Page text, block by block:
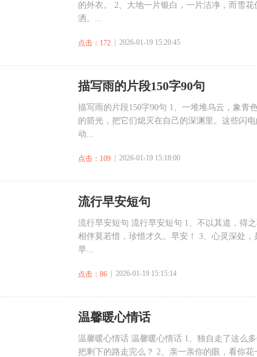
的外衣。 2、大地一片银白，一片洁净，而雪
洒。...
点击：172 | 2026-01-19 15:20:45
​描写雨的片段150字90句
描写雨的片段150字90句 1、一堆堆乌云，象青
的箭光，把它们熄灭在自己的深渊里。这些闪
动...
点击：109 | 2026-01-19 15:18:00
​流行早安短句
流行早安短句 流行早安短句 1、不以其道，得
相伴莫若惜，珍惜才久。早安！ 3、心灵深处，
早...
点击：86 | 2026-01-19 15:15:14
​温馨暖心情话
温馨暖心情话 温馨暖心情话 1、独自走了这么
把剩下的路走完么？ 2、亲一亲你的眼，看你